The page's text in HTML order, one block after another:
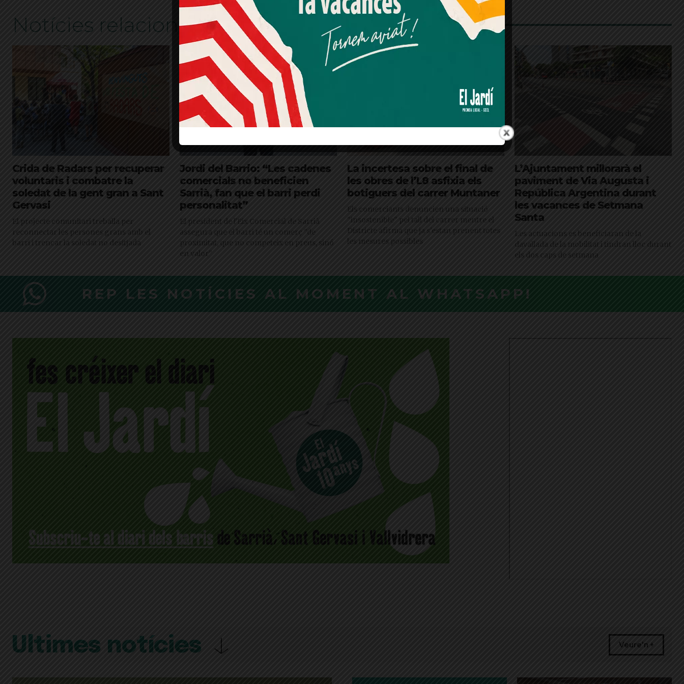
Notícies relacionades
Crida de Radars per recuperar
voluntaris i combatre la
soledat de la gent gran a Sant
Gervasi
El projecte comunitari treballa per
reconnectar les persones grans amb el
barri i trencar la soledat no desitjada
Jordi del Barrio: “Les cadenes
comercials no beneficien
Sarrià, fan que el barri perdi
personalitat”
El president de l'Eix Comercial de Sarrià
assegura que el barri té un comerç "de
proximitat, que no competeix en preus, sinó
en valor”
La incertesa sobre el final de
les obres de l’L8 asfixia els
botiguers del carrer Muntaner
Els comerciants denuncien una situació
"insostenible" pel tall del carrer mentre el
Districte afirma que ja s'estan prenent totes
les mesures possibles
L’Ajuntament millorarà el
paviment de Via Augusta i
República Argentina durant
les vacances de Setmana
Santa
Les actuacions es beneficiaran de la
davallada de la mobilitat i tindran lloc durant
els dos caps de setmana
REP LES NOTÍCIES AL MOMENT AL WHATSAPP!
Últimes notícies Veure'n +
Més informació Acceptar Rebutjar tot
Quan l’usuari crea un compte al Diari el Jardí, dona el seu
consentiment explícit per rebre comunicacions
informatives relacionades amb el servei. Aquest
consentiment pot ser revocat en qualsevol moment
mitjançant l’enllaç de baixa present a tots els correus.